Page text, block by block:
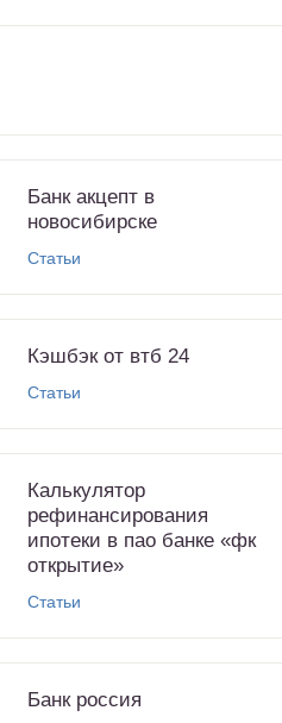
Банк акцепт в
новосибирске
Статьи
Кэшбэк от втб 24
Статьи
Калькулятор
рефинансирования
ипотеки в пао банке «фк
открытие»
Статьи
Банк россия